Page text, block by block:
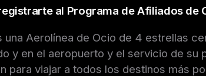
al Programa de Afiliados de
una Aerolínea de Ocio de 4 estrellas
y en el aeropuerto y el servicio de su
para viajar a todos los destinos más